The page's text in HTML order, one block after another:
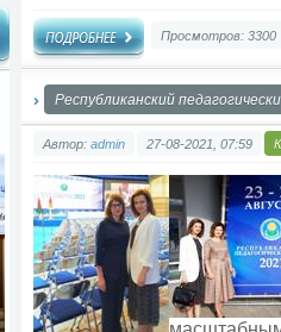
Просмотров: 3300
Республиканский
Автор: admin 27-08-2021, 07:59